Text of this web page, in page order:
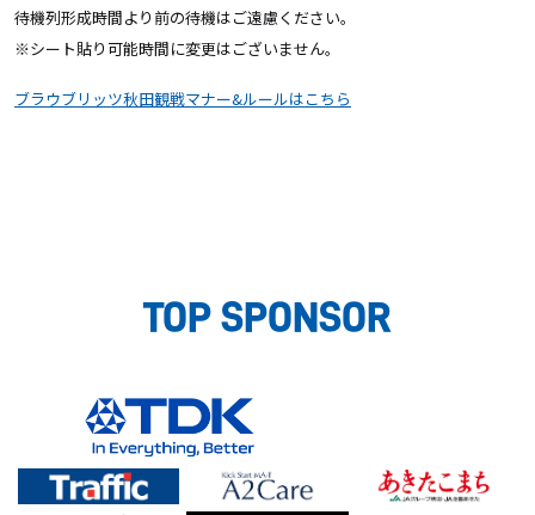
待機列形成時間より前の待機はご遠慮ください。
※シート貼り可能時間に変更はございません。
ブラウブリッツ秋田観戦マナー&ルールはこちら
TOP SPONSOR